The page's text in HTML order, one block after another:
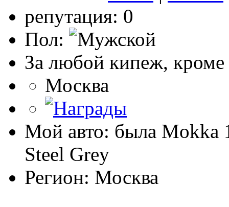
репутация: 0
Пол:
За любой кипеж, кроме
Москва
Мой авто: была Mokka
Steel Grey
Регион: Москва